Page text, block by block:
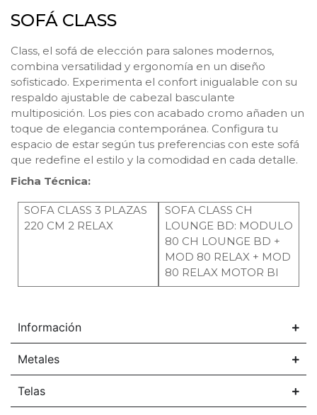
SOFÁ CLASS
Class, el sofá de elección para salones modernos,
combina versatilidad y ergonomía en un diseño
sofisticado. Experimenta el confort inigualable con su
respaldo ajustable de cabezal basculante
multiposición. Los pies con acabado cromo añaden un
toque de elegancia contemporánea. Configura tu
espacio de estar según tus preferencias con este sofá
que redefine el estilo y la comodidad en cada detalle.
Ficha Técnica:
SOFA CLASS 3 PLAZAS
220 CM 2 RELAX
SOFA CLASS CH
LOUNGE BD: MODULO
80 CH LOUNGE BD +
MOD 80 RELAX + MOD
80 RELAX MOTOR BI
Información
Metales
Telas